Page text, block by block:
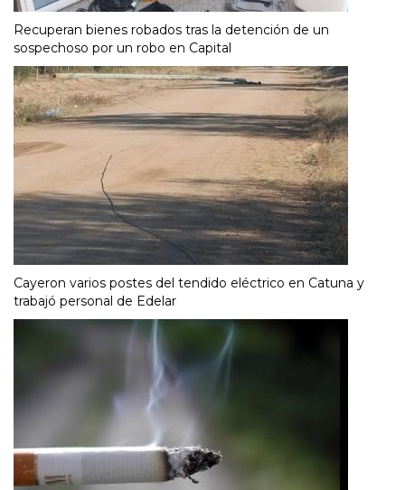
Recuperan bienes robados tras la detención de un
sospechoso por un robo en Capital
Cayeron varios postes del tendido eléctrico en Catuna y
trabajó personal de Edelar